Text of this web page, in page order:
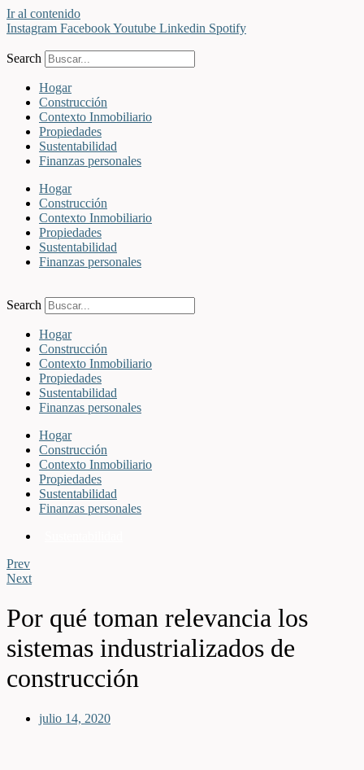
Ir al contenido
Instagram FacebookYoutube Linkedin Spotify
Search
Hogar
Construcción
Contexto Inmobiliario
Propiedades
Sustentabilidad
Finanzas personales
Hogar
Construcción
Contexto Inmobiliario
Propiedades
Sustentabilidad
Finanzas personales
Search
Hogar
Construcción
Contexto Inmobiliario
Propiedades
Sustentabilidad
Finanzas personales
Hogar
Construcción
Contexto Inmobiliario
Propiedades
Sustentabilidad
Finanzas personales
Prev
Next
Por qué toman relevancia los
sistemas industrializados de
construcción
julio 14, 2020